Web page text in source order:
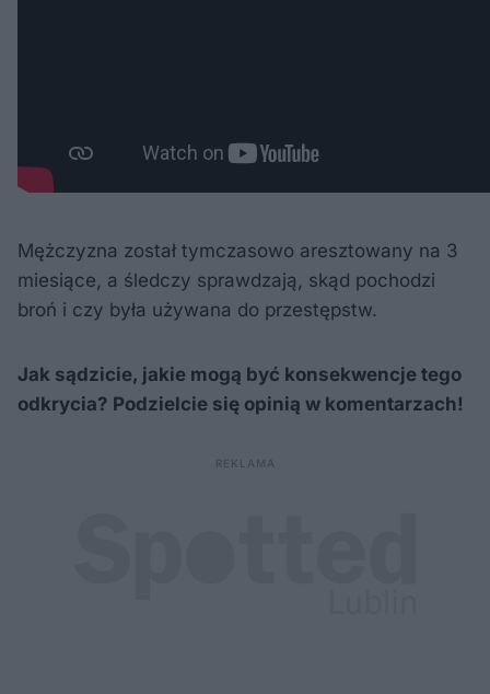
Mężczyzna został tymczasowo aresztowany na 3
miesiące, a śledczy sprawdzają, skąd pochodzi
broń i czy była używana do przestępstw.
Jak sądzicie, jakie mogą być konsekwencje tego
odkrycia? Podzielcie się opinią w komentarzach!